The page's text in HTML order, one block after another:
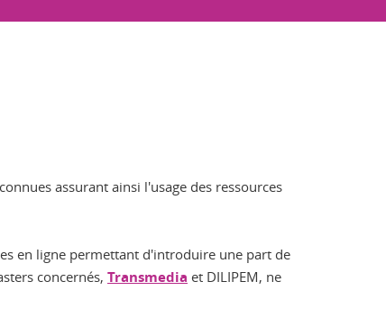
assurant ainsi l'usage des ressources
en ligne permettant d'introduire une part de
concernés, Transmedia et DILIPEM, ne